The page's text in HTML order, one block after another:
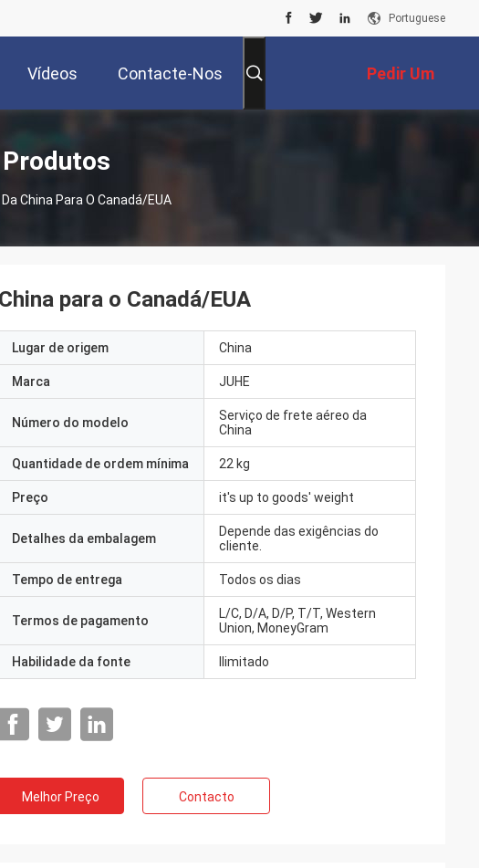
Portuguese
Vídeos Contacte-Nos Pedir Um
Orçamento
Produtos
China Para O Canadá/EUA
para o Canadá/EUA
Lugar de origem China
Marca JUHE
Número do modelo
Serviço de frete aéreo da
China
Quantidade de ordem mínima 22 kg
Preço it's up to goods' weight
Detalhes da embalagem
Depende das exigências do
cliente.
Tempo de entrega Todos os dias
Termos de pagamento
L/C, D/A, D/P, T/T, Western
Union, MoneyGram
Habilidade da fonte Ilimitado
Melhor Preço Contacto